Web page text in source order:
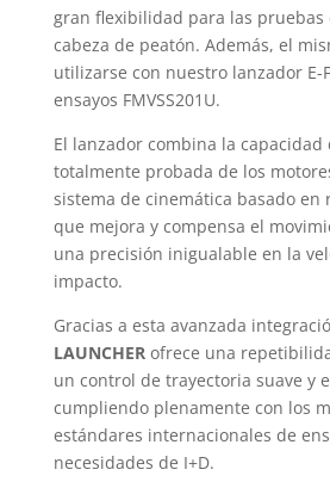
gran flexibilidad para las pruebas
cabeza de peatón. Además, el
utilizarse con nuestro lanzador E-
ensayos FMVSS201U.
El lanzador combina la capacidad
totalmente probada de los
sistema de cinemática basado en
que mejora y compensa el
una precisión inigualable en la
impacto.
Gracias a esta avanzada
LAUNCHERofrece una
un control de trayectoria suave y
cumpliendo plenamente con los
estándares internacionales de
necesidades de I+D.